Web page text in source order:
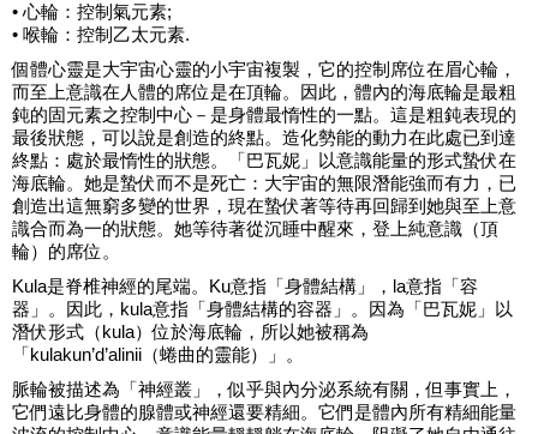
• 心輪：控制氣元素;
• 喉輪：控制乙太元素.
個體心靈是大宇宙心靈的小宇宙複製，它的控制席位在眉心輪，
而至上意識在人體的席位是在頂輪。因此，體內的海底輪是最粗
鈍的固元素之控制中心－是身體最惰性的一點。這是粗鈍表現的
最後狀態，可以說是創造的終點。造化勢能的動力在此處已到達
終點：處於最惰性的狀態。「巴瓦妮」以意識能量的形式蟄伏在
海底輪。她是蟄伏而不是死亡：大宇宙的無限潛能強而有力，已
創造出這無窮多變的世界，現在蟄伏著等待再回歸到她與至上意
識合而為一的狀態。她等待著從沉睡中醒來，登上純意識（頂
輪）的席位。
Kula是脊椎神經的尾端。Ku意指「身體結構」，la意指「容
器」。因此，kula意指「身體結構的容器」。因為「巴瓦妮」以
潛伏形式（kula）位於海底輪，所以她被稱為
「kulakun’d’alinii（蜷曲的靈能）」。
脈輪被描述為「神經叢」，似乎與內分泌系統有關，但事實上，
它們遠比身體的腺體或神經還要精細。它們是體內所有精細能量